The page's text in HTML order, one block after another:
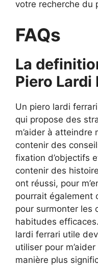
votre recherche du
FAQs
La
Piero Lardi
Un piero lardi
qui propose des
m’aider à atteindre
contenir des
fixation d’objectifs
contenir des
ont réussi, pour
pourrait également
pour surmonter les
habitudes
lardi ferrari utile
utiliser pour
manière plus